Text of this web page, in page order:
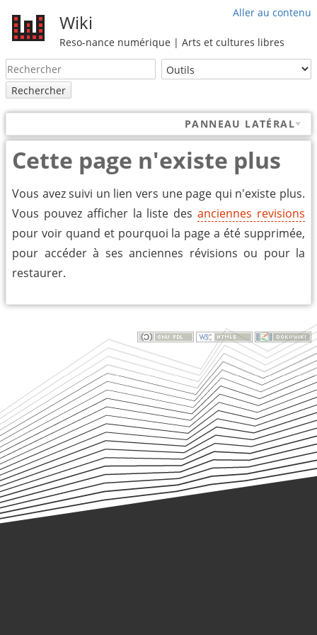
Aller au contenu
Wiki
Reso-nance numérique | Arts et cultures libres
Rechercher
PANNEAU LATÉRAL
Cette page n'existe plus
Vous avez suivi un lien vers une page qui n'existe plus.
Vous pouvez afficher la liste desanciennes revisions
pour voir quand et pourquoi la page a été supprimée,
pour accéder à ses anciennes révisions ou pour la
restaurer.